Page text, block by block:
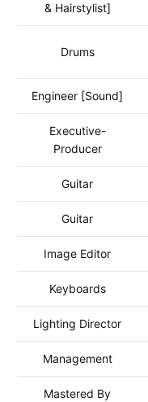
& Hairstylist]
Drums
Engineer [Sound]
Executive-
Producer
Guitar
Guitar
Image Editor
Keyboards
Lighting Director
Management
Mastered By